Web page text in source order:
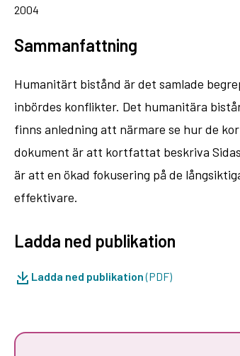
2004
Sammanfattning
Humanitärt bistånd är det samlade
inbördes konflikter. Det humanitära
finns anledning att närmare se hur de
dokument är att kortfattat beskriva
är att en ökad fokusering på de
effektivare.
Ladda ned publikation
Ladda ned publikation(PDF)